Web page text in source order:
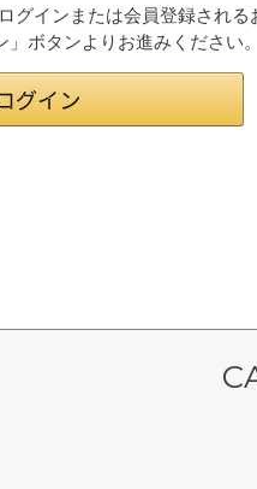
グインまたは会員登録される
ボタンよりお進みください。